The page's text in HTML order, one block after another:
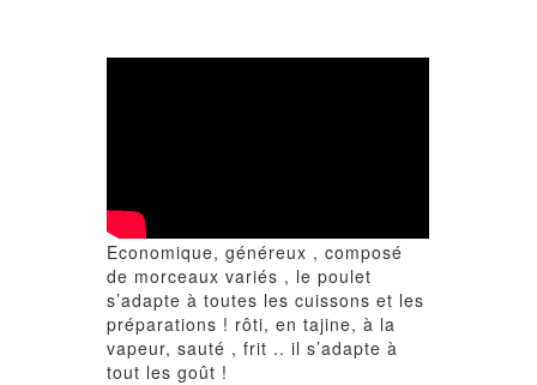
Economique, généreux , composé
de morceaux variés , le poulet
s’adapte à toutes les cuissons et les
préparations ! rôti, en tajine, à la
vapeur, sauté , frit .. il s’adapte à
tout les goût !